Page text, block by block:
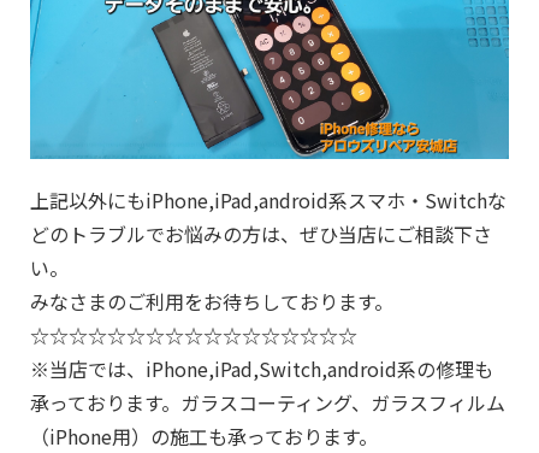
上記以外にもiPhone,iPad,android系スマホ・Switchな
どのトラブルでお悩みの方は、ぜひ当店にご相談下さ
い。
みなさまのご利用をお待ちしております。
☆☆☆☆☆☆☆☆☆☆☆☆☆☆☆☆☆
※当店では、iPhone,iPad,Switch,android系の修理も
承っております。ガラスコーティング、ガラスフィルム
（iPhone用）の施工も承っております。